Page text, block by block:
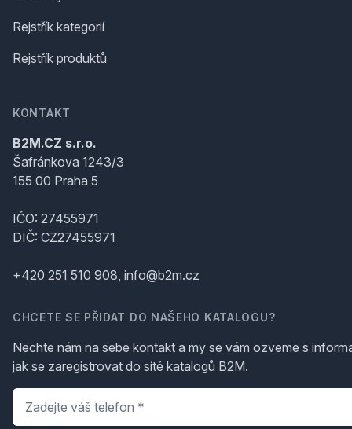
Rejstřík kategorií
Rejstřík produktů
KONTAKT
B2M.CZ s.r.o.
Šafránkova 1243/3
155 00 Praha 5
IČO: 27455971
DIČ: CZ27455971
+420 251 510 908, info@b2m.cz
CHCETE SE PŘIDAT DO NAŠEHO KATALOGU?
Nechte nám na sebe kontakt a my se vám ozveme s
jak se zaregistrovat do sítě katalogů B2M.
Telefon